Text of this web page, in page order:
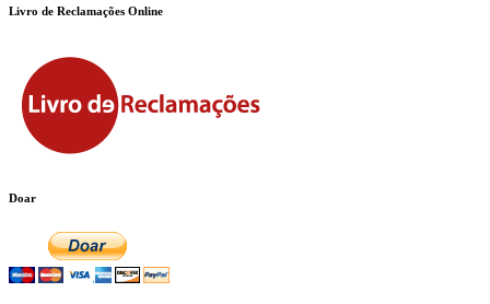
Livro de Reclamações Online
Doar